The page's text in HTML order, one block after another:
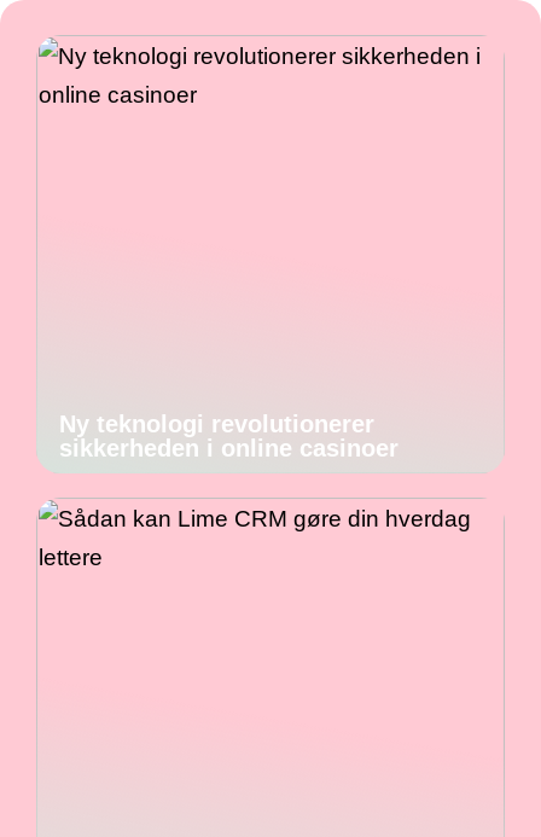
Ny teknologi revolutionerer
sikkerheden i online casinoer